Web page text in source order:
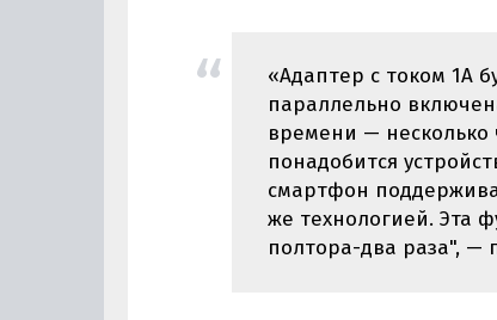
«Адаптер с током 1А
параллельно
времени — несколько
понадобится
смартфон
же технологией. Эта
полтора-два раза", —